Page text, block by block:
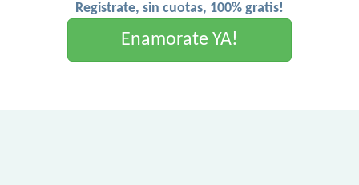
Registrate, sin cuotas, 100% gratis!
Enamorate YA!